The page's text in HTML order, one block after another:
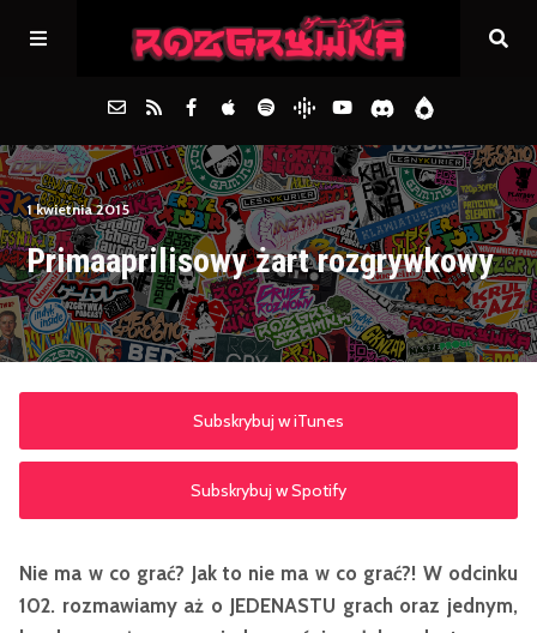
Główna
Archiwum
FAQs
1 kwietnia 2015
Primaaprilisowy żart rozgrywkowy
Subskrybuj w iTunes
Subskrybuj w Spotify
Nie ma w co grać? Jak to nie ma w co grać?! W odcinku
102. rozmawiamy aż o JEDENASTU grach oraz jednym,